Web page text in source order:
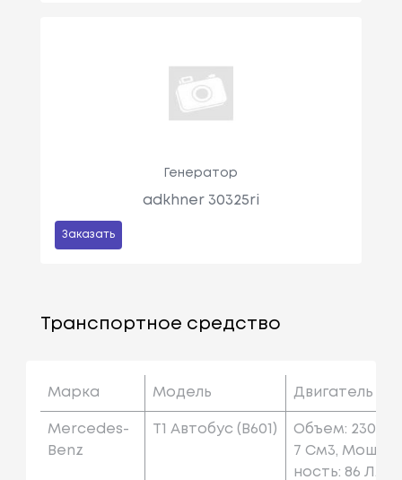
Генератор
adkhner 30325ri
Заказать
Транспортное средство
Марка Модель Двигатель
Mercedes-
Benz
T1 Автобус (b601)
Объем: 230
7 См3, Мощ
Ность: 86 Л.